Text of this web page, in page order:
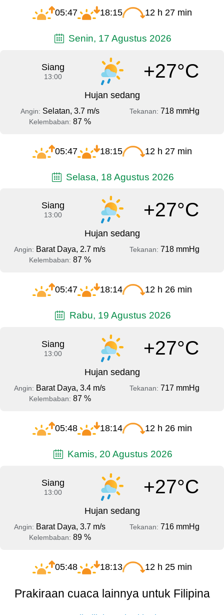
05:47 18:15 12 h 27 min
Senin, 17 Agustus 2026
Siang
13:00 +27°C
Hujan sedang
Angin: Selatan, 3.7 m/s Tekanan: 718 mmHg
Kelembaban: 87 %
05:47 18:15 12 h 27 min
Selasa, 18 Agustus 2026
Siang
13:00 +27°C
Hujan sedang
Angin: Barat Daya, 2.7 m/s Tekanan: 718 mmHg
Kelembaban: 87 %
05:47 18:14 12 h 26 min
Rabu, 19 Agustus 2026
Siang
13:00 +27°C
Hujan sedang
Angin: Barat Daya, 3.4 m/s Tekanan: 717 mmHg
Kelembaban: 87 %
05:48 18:14 12 h 26 min
Kamis, 20 Agustus 2026
Siang
13:00 +27°C
Hujan sedang
Angin: Barat Daya, 3.7 m/s Tekanan: 716 mmHg
Kelembaban: 89 %
05:48 18:13 12 h 25 min
Prakiraan cuaca lainnya untuk Filipina